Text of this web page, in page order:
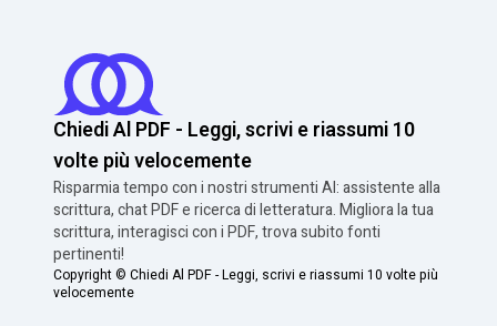
Chiedi Al PDF - Leggi, scrivi e riassumi 10
volte più velocemente
Risparmia tempo con i nostri strumenti AI: assistente alla
scrittura, chat PDF e ricerca di letteratura. Migliora la tua
scrittura, interagisci con i PDF, trova subito fonti
pertinenti!
Copyright © Chiedi Al PDF - Leggi, scrivi e riassumi 10 volte più
velocemente